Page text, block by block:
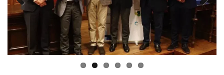
Previous Next